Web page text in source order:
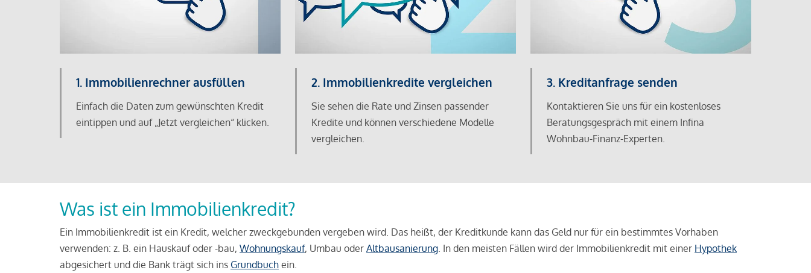
1. Immobilienrechner ausfüllen
Einfach die Daten zum gewünschten Kredit
eintippen und auf „Jetzt vergleichen“ klicken.
2. Immobilienkredite vergleichen
Sie sehen die Rate und Zinsen passender
Kredite und können verschiedene Modelle
vergleichen.
3. Kreditanfrage senden
Kontaktieren Sie uns für ein kostenloses
Beratungsgespräch mit einem Infina
Wohnbau-Finanz-Experten.
Was ist ein Immobilienkredit?
Ein Immobilienkredit ist ein Kredit, welcher zweckgebunden vergeben wird. Das heißt, der Kreditkunde kann das Geld nur für ein bestimmtes Vorhaben
verwenden: z. B. ein Hauskauf oder -bau, Wohnungskauf, Umbau oder Altbausanierung. In den meisten Fällen wird der Immobilienkredit mit einer Hypothek
abgesichert und die Bank trägt sich ins Grundbuch ein.